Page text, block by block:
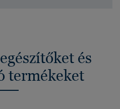
és
termékeket